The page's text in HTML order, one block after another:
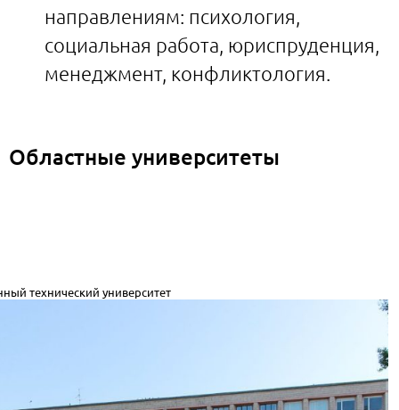
направлениям: психология,
социальная работа, юриспруденция,
менеджмент, конфликтология.
Областные университеты
технический университет